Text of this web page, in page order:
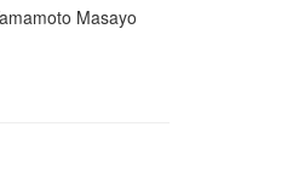
Masayo